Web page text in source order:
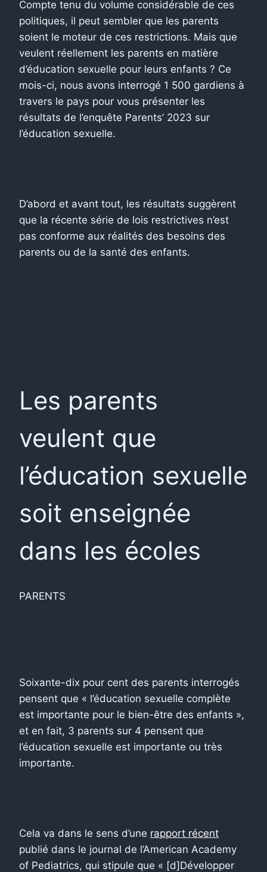
Compte tenu du volume considérable de ces
politiques, il peut sembler que les parents
soient le moteur de ces restrictions. Mais que
veulent réellement les parents en matière
d’éducation sexuelle pour leurs enfants ? Ce
mois-ci, nous avons interrogé 1 500 gardiens à
travers le pays pour vous présenter les
résultats de l’enquête Parents’ 2023 sur
l’éducation sexuelle.
D’abord et avant tout, les résultats suggèrent
que la récente série de lois restrictives n’est
pas conforme aux réalités des besoins des
parents ou de la santé des enfants.
Les parents
veulent que
l’éducation sexuelle
soit enseignée
dans les écoles
PARENTS
Soixante-dix pour cent des parents interrogés
pensent que « l’éducation sexuelle complète
est importante pour le bien-être des enfants »,
et en fait, 3 parents sur 4 pensent que
l’éducation sexuelle est importante ou très
importante.
Cela va dans le sens d’une rapport récent
publié dans le journal de l’American Academy
of Pediatrics, qui stipule que « [d]Développer